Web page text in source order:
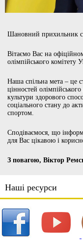
Шановний прихильник
Вітаємо Вас на
олімпійського комітету
Наша спільна мета – це
цінностей
культури здорового
соціального стану до
спортом.
Сподіваємося, що
для Вас цікавою і
З повагою, Віктор
Наші ресурси